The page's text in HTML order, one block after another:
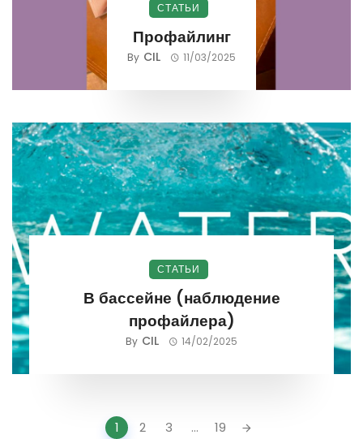
СТАТЬИ
Профайлинг
By CIL 11/03/2025
СТАТЬИ
В бассейне (наблюдение
профайлера)
By CIL 14/02/2025
1 2 3 ... 19